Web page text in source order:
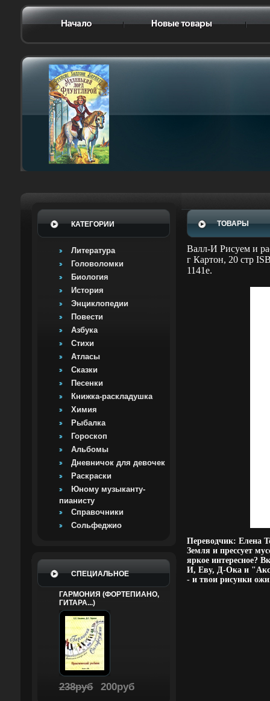
КАТЕГОРИИ
Литература
Головоломки
Биология
История
Энциклопедии
Повести
Азбука
Стихи
Атласы
Сказки
Песенки
Книжка-раскладушка
Химия
Рыбалка
Гороскоп
Альбомы
Дневничок для девочек
Раскраски
Юному музыканту-
пианисту
Справочники
Сольфеджио
СПЕЦИАЛЬНОЕ
ГАРМОНИЯ (ФОРТЕПИАНО,
ГИТАРА...)
238руб 200руб
ТОВАРЫ
Валл-И Рисуем и
г Картон, 20 стр
1141e.
Переводчик: Елена
Земля и прессует
яркое интересное?
И, Еву, Д-Ока и
- и твои рисунки